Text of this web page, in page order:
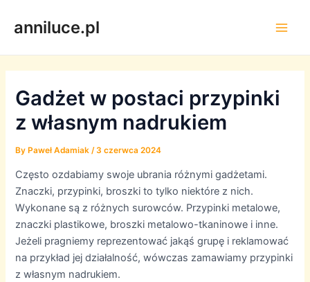
anniluce.pl
Gadżet w postaci przypinki
z własnym nadrukiem
ByPaweł Adamiak /3 czerwca 2024
Często ozdabiamy swoje ubrania różnymi gadżetami.
Znaczki, przypinki, broszki to tylko niektóre z nich.
Wykonane są z różnych surowców. Przypinki metalowe,
znaczki plastikowe, broszki metalowo-tkaninowe i inne.
Jeżeli pragniemy reprezentować jakąś grupę i reklamować
na przykład jej działalność, wówczas zamawiamy przypinki
z własnym nadrukiem.